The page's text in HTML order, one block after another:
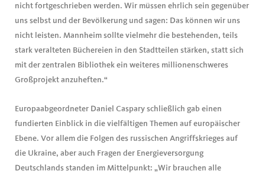
nicht fortgeschrieben werden. Wir müssen ehrlich sein gegenüber
uns selbst und der Bevölkerung und sagen: Das können wir uns
nicht leisten. Mannheim sollte vielmehr die bestehenden, teils
stark veralteten Büchereien in den Stadtteilen stärken, statt sich
mit der zentralen Bibliothek ein weiteres millionenschweres
Großprojekt anzuheften.“
Europaabgeordneter Daniel Caspary schließlich gab einen
fundierten Einblick in die vielfältigen Themen auf europäischer
Ebene. Vor allem die Folgen des russischen Angriffskrieges auf
die Ukraine, aber auch Fragen der Energieversorgung
Deutschlands standen im Mittelpunkt: „Wir brauchen alle